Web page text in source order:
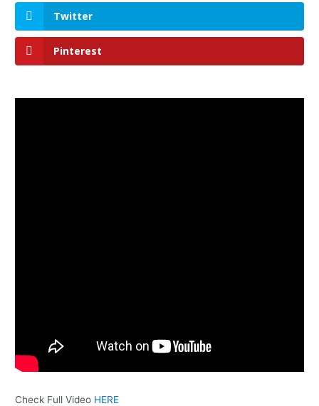
Twitter
Pinterest
Check Full Video HERE